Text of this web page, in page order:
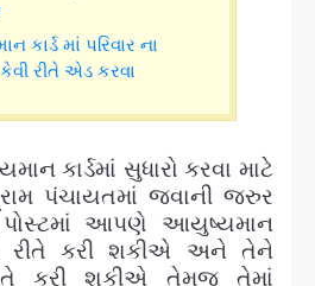
કાર્ડ માં પરિવાર ના
રીતે એડ કરવા
કાર્ડમાં સુધારો કરવા માટે
પંચાયતમાં જવાની જરુર
આપણે આયુષ્યમાન
રીતે કરી શકીએ અને તેને
કરી શકીએ તેમજ તેમાં